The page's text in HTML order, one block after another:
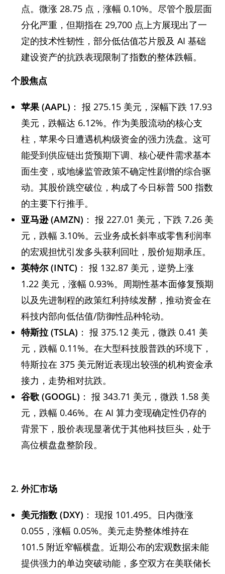
点。微涨 28.75 点，涨幅 0.10%。尽管个股层面
分化严重，但期指在 29,700 点上方展现出了一
定的技术性韧性，部分低估值芯片股及 AI 基础
建设资产的抗跌表现限制了指数的整体跌幅。
个股焦点
苹果 (AAPL) ： 报 275.15 美元，深幅下跌 17.93
美元，跌幅达 6.12%。作为美股流动的核心支
柱，苹果今日遭遇机构级资金的强力洗盘。这可
能受到供应链出货预期下调、核心硬件需求基本
面生变，或地缘监管政策不确定性剧增的综合驱
动。其股价跳空破位，构成了今日标普 500 指数
的主要下行推手。
亚马逊 (AMZN) ： 报 227.01 美元，下跌 7.26 美
元，跌幅 3.10%。云业务成长斜率或零售利润率
的宏观担忧引发多头获利回吐，股价短期承压。
英特尔 (INTC) ： 报 132.87 美元，逆势上涨
1.22 美元，涨幅 0.93%。周期性基本面修复预期
以及先进制程的政策红利持续发酵，推动资金在
科技内部向低估值/防御性品种轮动。
特斯拉 (TSLA) ： 报 375.12 美元，微跌 0.41 美
元，跌幅 0.11%。在大型科技股普跌的环境下，
特斯拉在 375 美元附近表现出较强的机构资金承
接力，走势相对抗跌。
谷歌 (GOOGL) ： 报 343.71 美元，微跌 1.58 美
元，跌幅 0.46%。在 AI 算力变现确定性仍存的
背景下，股价表现显著优于其他科技巨头，处于
高位横盘盘整阶段。
2.外汇市场
美元指数 (DXY) ： 现报 101.495。日内微涨
0.055，涨幅 0.05%。美元走势整体维持在
101.5 附近窄幅横盘。近期公布的宏观数据未能
提供强力的单边突破动能，多空双方在美联储长